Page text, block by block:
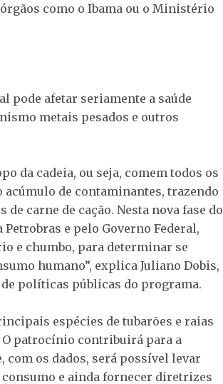
como o Ibama ou o Ministério
pode afetar seriamente a saúde
metais pesados e outros
da cadeia, ou seja, comem todos os
de contaminantes, trazendo
carne de cação. Nesta nova fase do
e pelo Governo Federal,
e chumbo, para determinar se
humano”, explica Juliano Dobis,
políticas públicas do programa.
espécies de tubarões e raias
patrocínio contribuirá para a
com os dados, será possível levar
e ainda fornecer diretrizes